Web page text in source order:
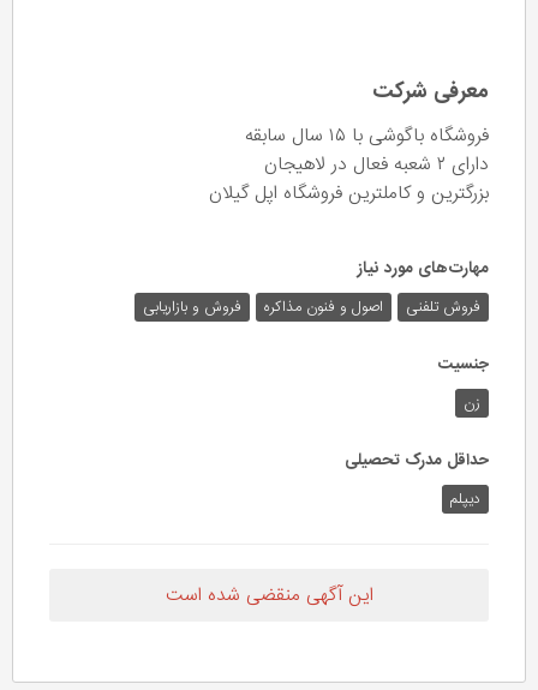
معرفی شرکت
فروشگاه باگوشی با ۱۵ سال سابقه
دارای ۲ شعبه فعال در لاهیجان
بزرگترین و کاملترین فروشگاه اپل گیلان
مهارت‌های مورد نیاز
فروش تلفنی اصول و فنون مذاکره فروش و بازاریابی
جنسیت
زن
حداقل مدرک تحصیلی
دیپلم
این آگهی منقضی شده است